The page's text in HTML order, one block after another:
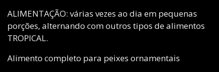
ALIMENTAÇÃO: várias vezes ao dia em pequenas
porções, alternando com outros tipos de alimentos
TROPICAL.
Alimento completo para peixes ornamentais